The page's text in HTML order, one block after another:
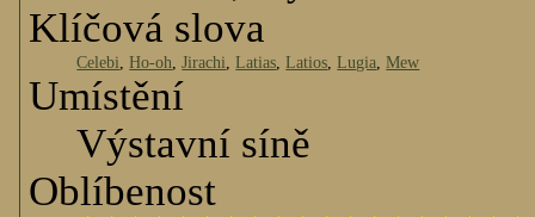
Klíčová slova
Celebi,Ho-oh,Jirachi,Latias,Latios,Lugia,Mew
Umístění
Výstavní síně
Oblíbenost